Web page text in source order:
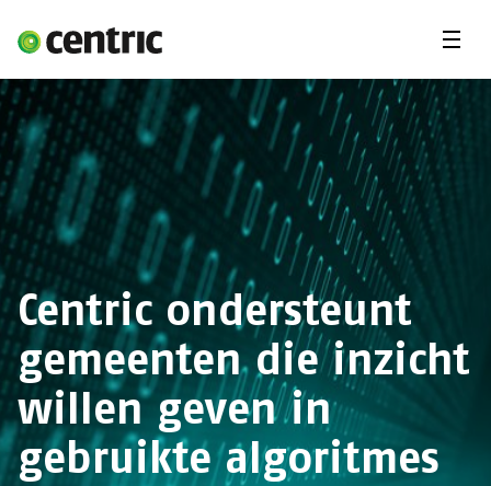
Oplossingen
Branches
Over Centric
Contact
Careers
Insights
Centric ondersteunt
gemeenten die inzicht
willen geven in
gebruikte algoritmes